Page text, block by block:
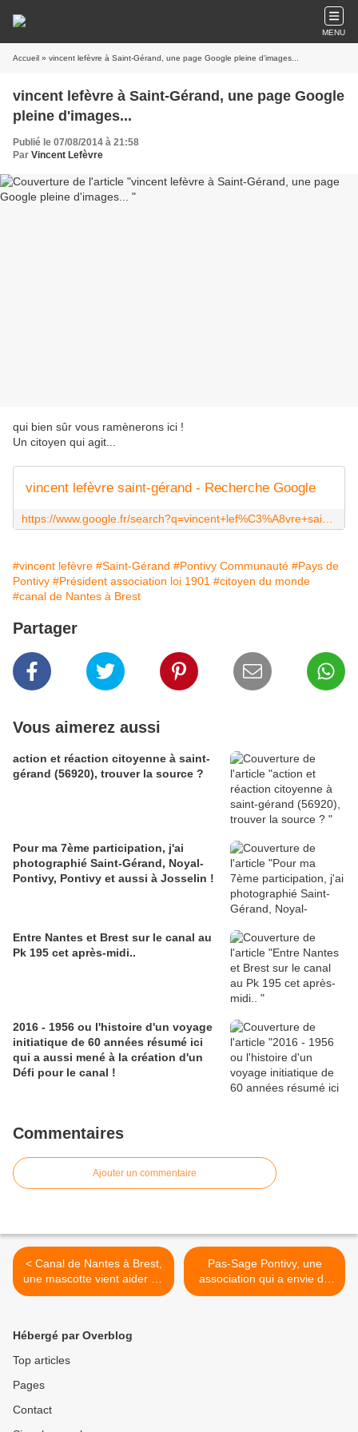
MENU
Accueil » vincent lefèvre à Saint-Gérand, une page Google pleine d'images...
vincent lefèvre à Saint-Gérand, une page Google
pleine d'images...
Publié le 07/08/2014 à 21:58
Par Vincent Lefèvre
qui bien sûr vous ramènerons ici !
Un citoyen qui agit...
vincent lefèvre saint-gérand - Recherche Google
#vincent lefèvre #Saint-Gérand #Pontivy Communauté #Pays de
Pontivy #Président association loi 1901 #citoyen du monde
#canal de Nantes à Brest
Partager
Vous aimerez aussi
action et réaction citoyenne à saint-
gérand (56920), trouver la source ?
Pour ma 7ème participation, j'ai
photographié Saint-Gérand, Noyal-
Pontivy, Pontivy et aussi à Josselin !
Entre Nantes et Brest sur le canal au
Pk 195 cet après-midi..
2016 - 1956 ou l'histoire d'un voyage
initiatique de 60 années résumé ici
qui a aussi mené à la création d'un
Défi pour le canal !
Commentaires
Ajouter un commentaire
< Canal de Nantes à Brest,
une mascotte vient aider un
président d'association...
Pas-Sage Pontivy, une
association qui a envie de
tester l'idée en septembre
Hébergé par Overblog
Top articles
Pages
Contact